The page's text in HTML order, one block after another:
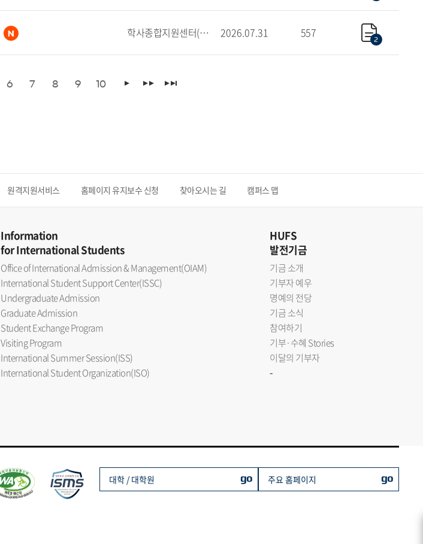
학사종합지원센터(서울) 2026.07.31 557 2
6 7 8 9 10
원격지원서비스 홈페이지 유지보수 신청 찾아오시는 길 캠퍼스 맵
Information
for International Students
Office of International Admission & Management(OIAM)
International Student Support Center(ISSC)
Undergraduate Admission
Graduate Admission
Student Exchange Program
Visiting Program
International Summer Session(ISS)
International Student Organization(ISO)
HUFS
발전기금
기금 소개
기부자 예우
명예의 전당
기금 소식
참여하기
기부·수혜 Stories
이달의 기부자
-
대학 / 대학원 go 주요 홈페이지 go